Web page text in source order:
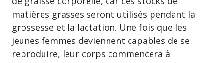
matières grasses seront utilisés pendant la
grossesse et la lactation. Une fois que les
jeunes femmes deviennent capables de se
reproduire, leur corps commencera à